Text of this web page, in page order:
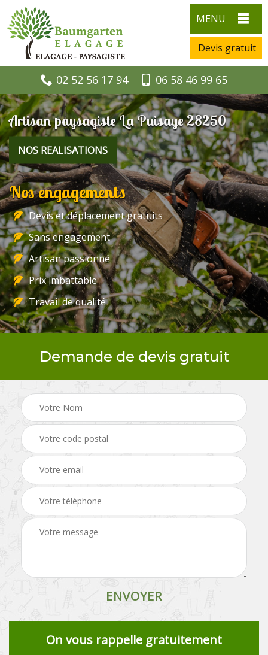
MENU
Devis gratuit
02 52 56 17 94 06 58 46 99 65
Artisan paysagiste La Puisaye 28250
NOS REALISATIONS
Nos engagements
Devis et déplacement gratuits
Sans engagement
Artisan passionné
Prix imbattable
Travail de qualité
Demande de devis gratuit
On vous rappelle gratuitement